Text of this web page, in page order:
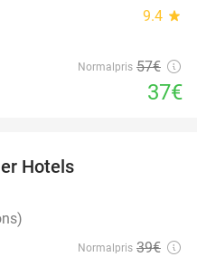
9.4 star
Normalpris 57€
37€
Hotels
Normalpris 39€